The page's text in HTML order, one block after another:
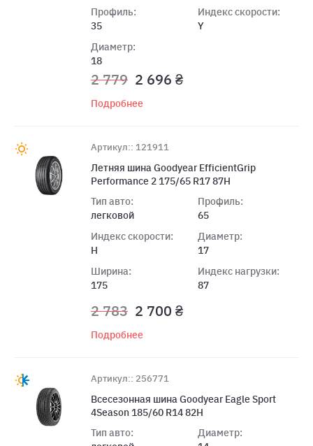
Профиль:
35
Диаметр:
18
Индекс скорости:
Y
2 779 2 696 ₴
Подробнее
Артикул:: 121911
Летняя шина Goodyear EfficientGrip
Performance 2 175/65 R17 87H
Тип авто:
легковой
Индекс скорости:
H
Ширина:
175
Профиль:
65
Диаметр:
17
Индекс нагрузки:
87
2 783 2 700 ₴
Подробнее
Артикул:: 256771
Всесезонная шина Goodyear Eagle Sport
4Season 185/60 R14 82H
Тип авто:
Диаметр: